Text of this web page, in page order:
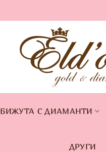
БИЖУТА С ДИАМАНТИ
ДРУГИ